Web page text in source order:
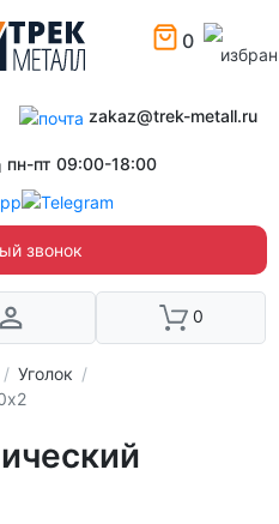
0
zakaz@trek-metall.ru
пн-пт 09:00-18:00
звонок
0
Уголок